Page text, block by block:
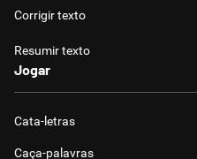
Corrigir texto
Resumir texto
Jogar
Cata-letras
Caça-palavras